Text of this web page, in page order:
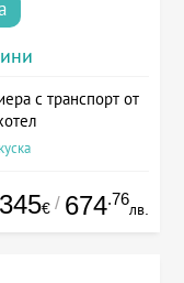
с транспорт от
345€ / 674.76
лв.